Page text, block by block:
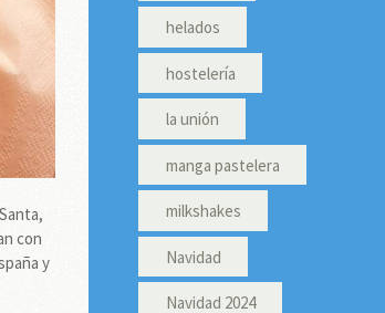
con
y
helados
hostelería
la unión
manga pastelera
milkshakes
Navidad
Navidad 2024